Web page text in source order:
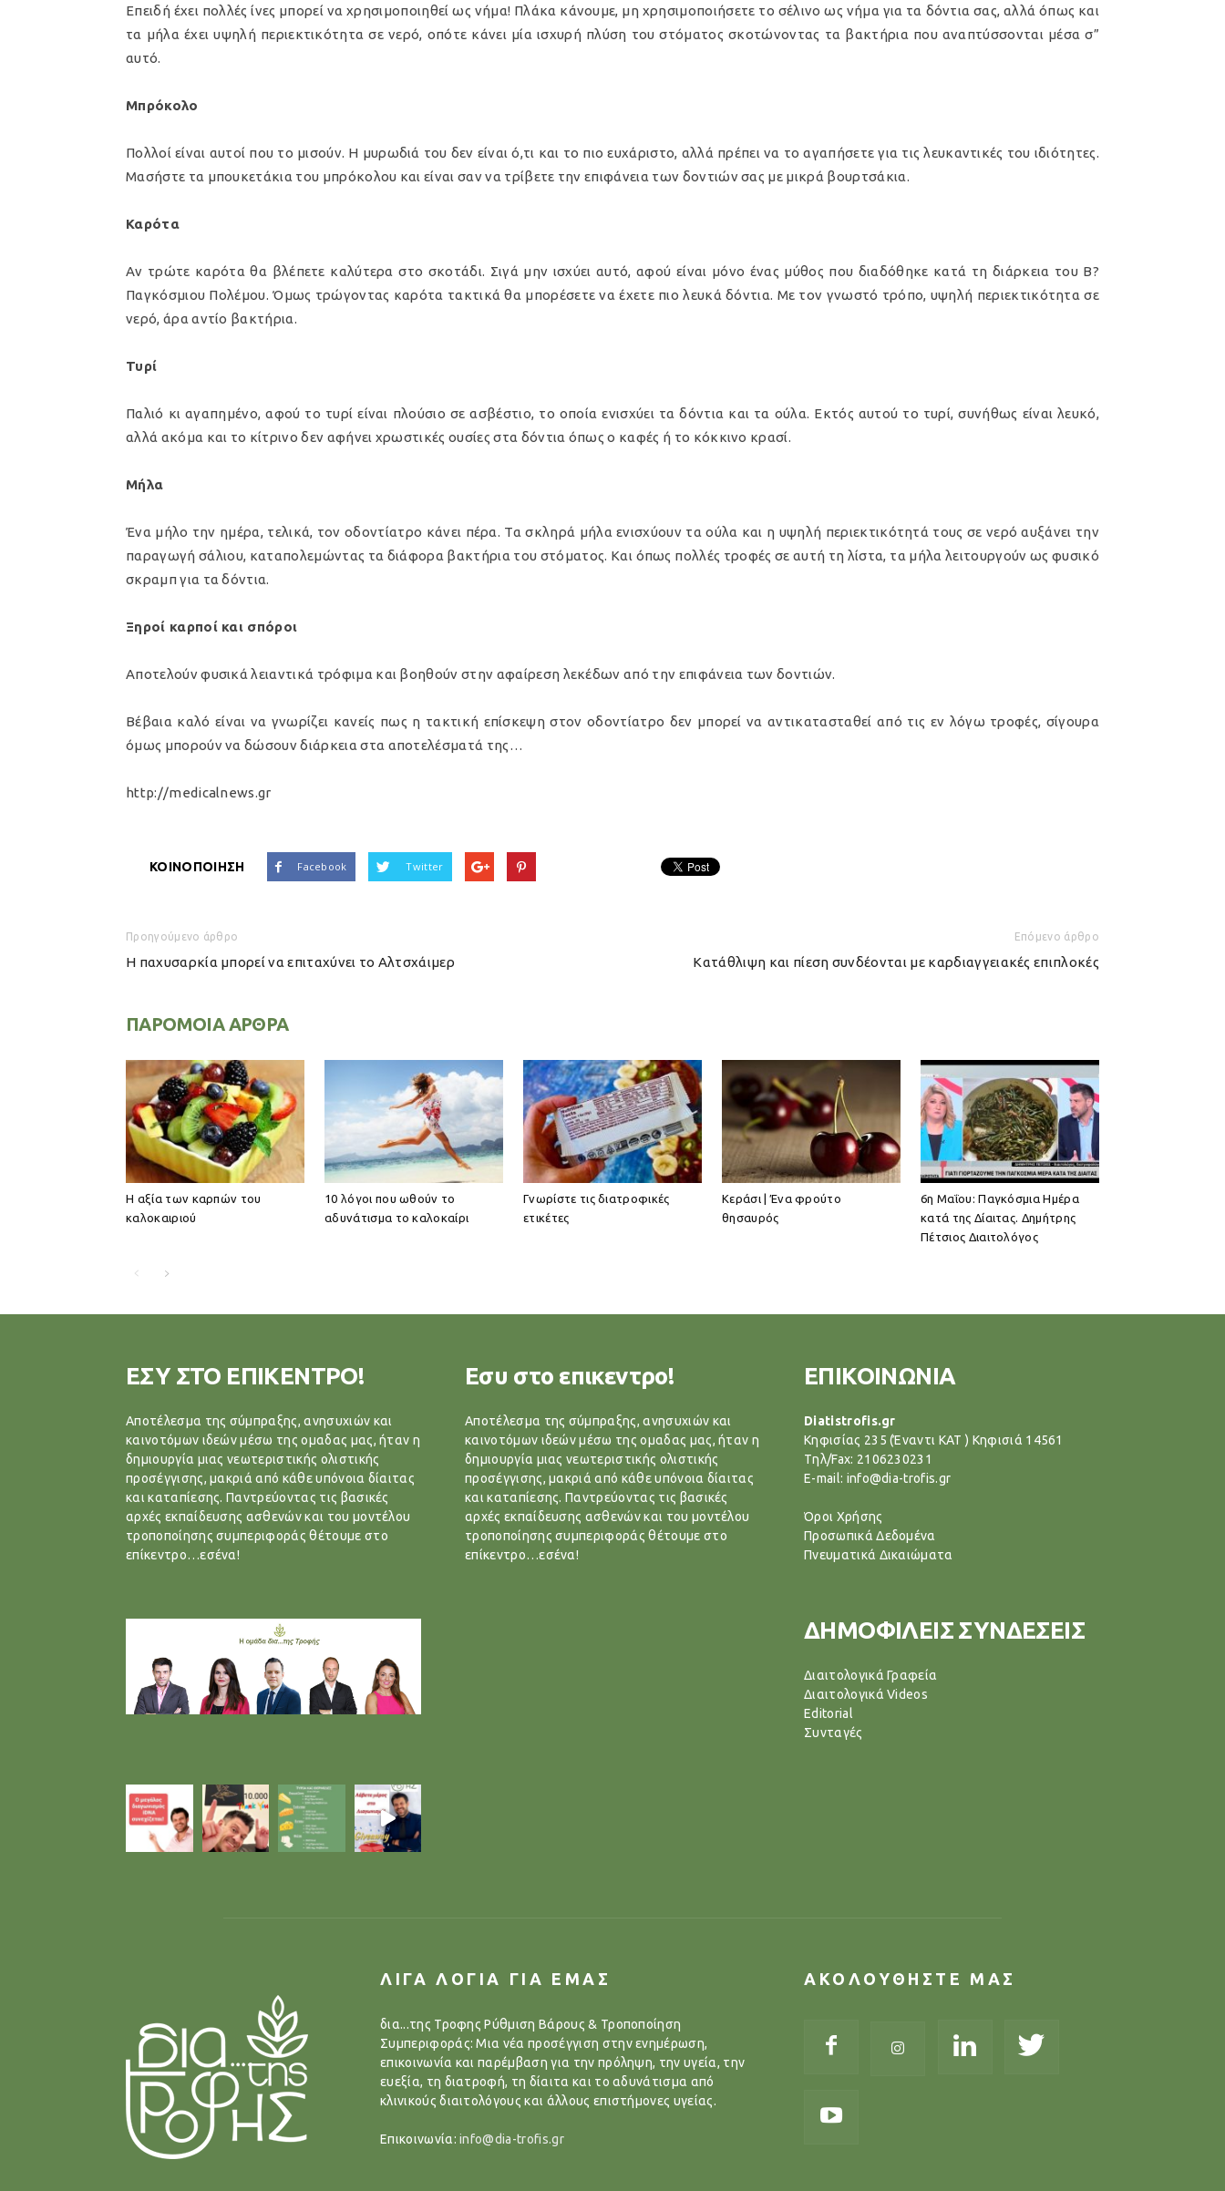
Επειδή έχει πολλές ίνες μπορεί να χρησιμοποιηθεί ως νήμα! Πλάκα κάνουμε, μη χρησιμοποιήσετε το σέλινο ως νήμα για τα δόντια σας, αλλά όπως και
τα μήλα έχει υψηλή περιεκτικότητα σε νερό, οπότε κάνει μία ισχυρή πλύση του στόματος σκοτώνοντας τα βακτήρια που αναπτύσσονται μέσα σ”
αυτό.
Μπρόκολο
Πολλοί είναι αυτοί που το μισούν. Η μυρωδιά του δεν είναι ό,τι και το πιο ευχάριστο, αλλά πρέπει να το αγαπήσετε για τις λευκαντικές του ιδιότητες.
Μασήστε τα μπουκετάκια του μπρόκολου και είναι σαν να τρίβετε την επιφάνεια των δοντιών σας με μικρά βουρτσάκια.
Καρότα
Αν τρώτε καρότα θα βλέπετε καλύτερα στο σκοτάδι. Σιγά μην ισχύει αυτό, αφού είναι μόνο ένας μύθος που διαδόθηκε κατά τη διάρκεια του Β?
Παγκόσμιου Πολέμου. Όμως τρώγοντας καρότα τακτικά θα μπορέσετε να έχετε πιο λευκά δόντια. Με τον γνωστό τρόπο, υψηλή περιεκτικότητα σε
νερό, άρα αντίο βακτήρια.
Τυρί
Παλιό κι αγαπημένο, αφού το τυρί είναι πλούσιο σε ασβέστιο, το οποία ενισχύει τα δόντια και τα ούλα. Εκτός αυτού το τυρί, συνήθως είναι λευκό,
αλλά ακόμα και το κίτρινο δεν αφήνει χρωστικές ουσίες στα δόντια όπως ο καφές ή το κόκκινο κρασί.
Μήλα
Ένα μήλο την ημέρα, τελικά, τον οδοντίατρο κάνει πέρα. Τα σκληρά μήλα ενισχύουν τα ούλα και η υψηλή περιεκτικότητά τους σε νερό αυξάνει την
παραγωγή σάλιου, καταπολεμώντας τα διάφορα βακτήρια του στόματος. Και όπως πολλές τροφές σε αυτή τη λίστα, τα μήλα λειτουργούν ως φυσικό
σκραμπ για τα δόντια.
Ξηροί καρποί και σπόροι
Αποτελούν φυσικά λειαντικά τρόφιμα και βοηθούν στην αφαίρεση λεκέδων από την επιφάνεια των δοντιών.
Βέβαια καλό είναι να γνωρίζει κανείς πως η τακτική επίσκεψη στον οδοντίατρο δεν μπορεί να αντικατασταθεί από τις εν λόγω τροφές, σίγουρα
όμως μπορούν να δώσουν διάρκεια στα αποτελέσματά της…
http://medicalnews.gr
ΚΟΙΝΟΠΟΙΗΣΗ Facebook Twitter
Προηγούμενο άρθρο
Η παχυσαρκία μπορεί να επιταχύνει το Αλτσχάιμερ
Επόμενο άρθρο
Κατάθλιψη και πίεση συνδέονται με καρδιαγγειακές επιπλοκές
ΠΑΡΟΜΟΙΑ ΑΡΘΡΑ
Η αξία των καρπών του
καλοκαιριού
10 λόγοι που ωθούν το
αδυνάτισμα το καλοκαίρι
Γνωρίστε τις διατροφικές
ετικέτες
Κεράσι | Ένα φρούτο
θησαυρός
6η Μαΐου: Παγκόσμια Ημέρα
κατά της Δίαιτας. Δημήτρης
Πέτσιος Διαιτολόγος
ΕΣΥ ΣΤΟ ΕΠΙΚΕΝΤΡΟ!
Αποτέλεσμα της σύμπραξης, ανησυχιών και
καινοτόμων ιδεών μέσω της ομαδας μας, ήταν η
δημιουργία μιας νεωτεριστικής ολιστικής
προσέγγισης, μακριά από κάθε υπόνοια δίαιτας
και καταπίεσης. Παντρεύοντας τις βασικές
αρχές εκπαίδευσης ασθενών και του μοντέλου
τροποποίησης συμπεριφοράς θέτουμε στο
επίκεντρο…εσένα!
Εσυ στο επικεντρο!
Αποτέλεσμα της σύμπραξης, ανησυχιών και
καινοτόμων ιδεών μέσω της ομαδας μας, ήταν η
δημιουργία μιας νεωτεριστικής ολιστικής
προσέγγισης, μακριά από κάθε υπόνοια δίαιτας
και καταπίεσης. Παντρεύοντας τις βασικές
αρχές εκπαίδευσης ασθενών και του μοντέλου
τροποποίησης συμπεριφοράς θέτουμε στο
επίκεντρο…εσένα!
ΕΠΙΚΟΙΝΩΝΙΑ
Diatistrofis.gr
Κηφισίας 235 (Έναντι ΚΑΤ ) Κηφισιά 14561
Tηλ/Fax: 2106230231
E-mail: info@dia-trofis.gr
Όροι Χρήσης
Προσωπικά Δεδομένα
Πνευματικά Δικαιώματα
ΔΗΜΟΦΙΛΕΙΣ ΣΥΝΔΕΣΕΙΣ
Διαιτολογικά Γραφεία
Διαιτολογικά Videos
Editorial
Συνταγές
ΛΙΓΑ ΛΟΓΙΑ ΓΙΑ ΕΜΑΣ
δια...της Τροφης Ρύθμιση Βάρους & Τροποποίηση
Συμπεριφοράς: Μια νέα προσέγγιση στην ενημέρωση,
επικοινωνία και παρέμβαση για την πρόληψη, την υγεία, την
ευεξία, τη διατροφή, τη δίαιτα και το αδυνάτισμα από
κλινικούς διαιτολόγους και άλλους επιστήμονες υγείας.
Επικοινωνία:info@dia-trofis.gr
ΑΚΟΛΟΥΘΗΣΤΕ ΜΑΣ